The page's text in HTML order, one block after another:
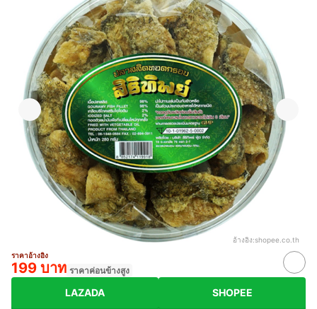
อ้างอิง:shopee.co.th
ราคาอ้างอิง
199 บาท ราคาค่อนข้างสูง
LAZADA SHOPEE